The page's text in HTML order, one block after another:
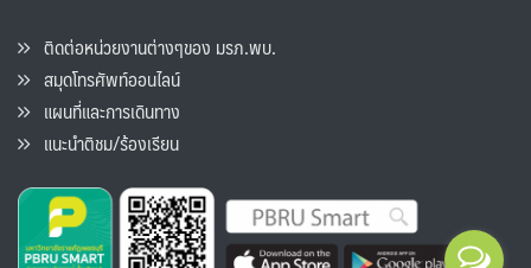
ติดต่อหน่วยงานต่างๆของ มรภ.พบ.
สมุดโทรศัพท์ออนไลน์
แผนที่และการเดินทาง
แนะนำติชม/ร้องเรียน